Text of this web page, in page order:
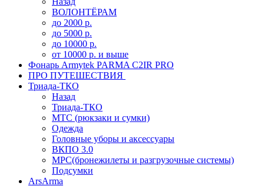
ВОЛОНТЁРАМ
до 2000 р.
до 5000 р.
до 10000 р.
от 10000 р. и выше
Фонарь Armytek PARMA C2IR PRO
ПРО ПУТЕШЕСТВИЯ
Триада-ТКО
Назад
Триада-ТКО
МТС (рюкзаки и сумки)
Одежда
Головные уборы и аксессуары
ВКПО 3.0
МРС(бронежилеты и разгрузочные системы)
Подсумки
ArsArma